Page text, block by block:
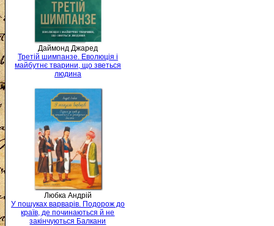
Даймонд Джаред
Третій шимпанзе. Еволюція і
майбутнє тварини, що зветься
людина
Любка Андрій
У пошуках варварів. Подорож до
країв, де починаються й не
закінчуються Балкани